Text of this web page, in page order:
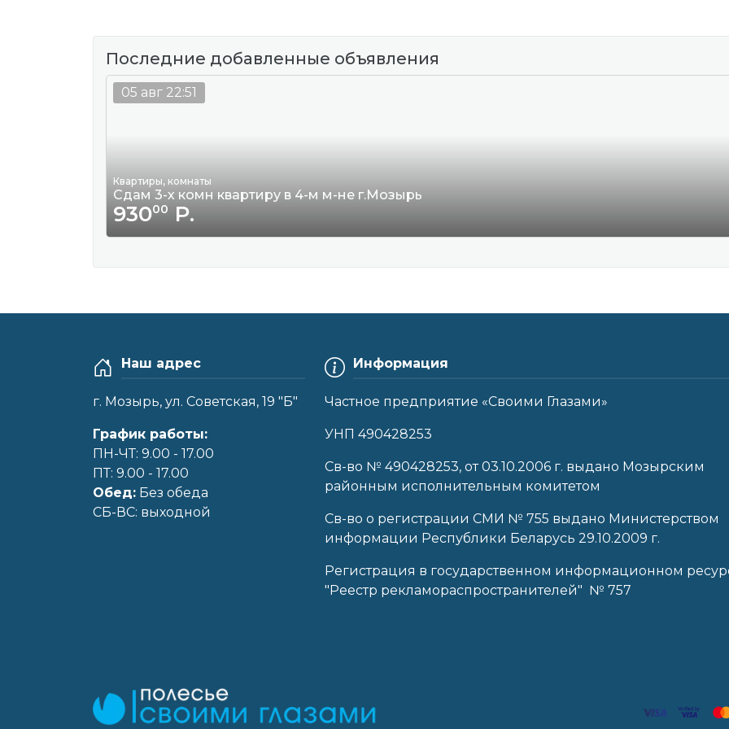
Последние добавленные объявления
Квартиры, комнаты
Сдам 3-х комн квартиру в 4-м м-не г.Мозырь
93000 Р.
05 авг 22:51
Наш адрес
г. Мозырь, ул. Советская, 19 "Б"
График работы:
ПН-ЧТ: 9.00 - 17.00
ПТ: 9.00 - 17.00
Обед: Без обеда
CБ-ВС: выходной
Информация
Частное предприятие «Своими Глазами»
УНП 490428253
Cв-во № 490428253, от 03.10.2006 г. выдано Мозырским
районным исполнительным комитетом
Св-во о регистрации СМИ № 755 выдано Министерством
информации Республики Беларусь 29.10.2009 г.
Регистрация в государственном информационном
"Реестр рекламораспространителей" № 757